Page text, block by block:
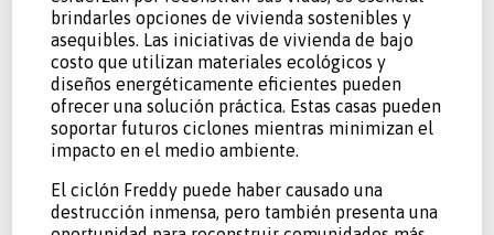
brindarles opciones de vivienda sostenibles y
asequibles. Las iniciativas de vivienda de bajo
costo que utilizan materiales ecológicos y
diseños energéticamente eficientes pueden
ofrecer una solución práctica. Estas casas pueden
soportar futuros ciclones mientras minimizan el
impacto en el medio ambiente.
El ciclón Freddy puede haber causado una
destrucción inmensa, pero también presenta una